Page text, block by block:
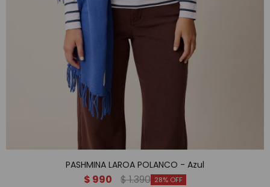
PASHMINA LAROA POLANCO - Azul
$ 990 $1.390 28